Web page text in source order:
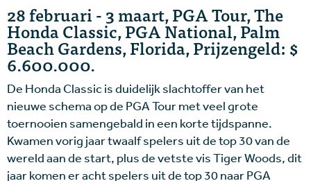
28 februari - 3 maart, PGA Tour, The
Honda Classic, PGA National, Palm
Beach Gardens, Florida, Prijzengeld: $
6.600.000.
De Honda Classic is duidelijk slachtoffer van het
nieuwe schema op de PGA Tour met veel grote
toernooien samengebald in een korte tijdspanne.
Kwamen vorig jaar twaalf spelers uit de top 30 van de
wereld aan de start, plus de vetste vis Tiger Woods, dit
jaar komen er acht spelers uit de top 30 naar PGA